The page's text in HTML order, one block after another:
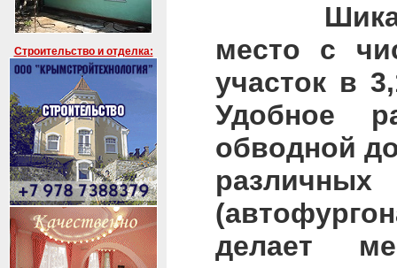
Строительство и отделка:
место с
участок в
Удобное
обводной
делает